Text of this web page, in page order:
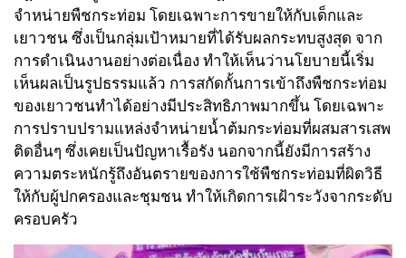
จำหน่ายพืชกระท่อม โดยเฉพาะการขายให้กับเด็กและ
เยาวชน ซึ่งเป็นกลุ่มเป้าหมายที่ได้รับผลกระทบสูงสุด จาก
การดำเนินงานอย่างต่อเนื่อง ทำให้เห็นว่านโยบายนี้เริ่ม
เห็นผลเป็นรูปธรรมแล้ว การสกัดกั้นการเข้าถึงพืชกระท่อม
ของเยาวชนทำได้อย่างมีประสิทธิภาพมากขึ้น โดยเฉพาะ
การปราบปรามแหล่งจำหน่ายน้ำต้มกระท่อมที่ผสมสารเสพ
ติดอื่นๆ ซึ่งเคยเป็นปัญหาเรื้อรัง นอกจากนี้ยังมีการสร้าง
ความตระหนักรู้ถึงอันตรายของการใช้พืชกระท่อมที่ผิดวิธี
ให้กับผู้ปกครองและชุมชน ทำให้เกิดการเฝ้าระวังจากระดับ
ครอบครัว